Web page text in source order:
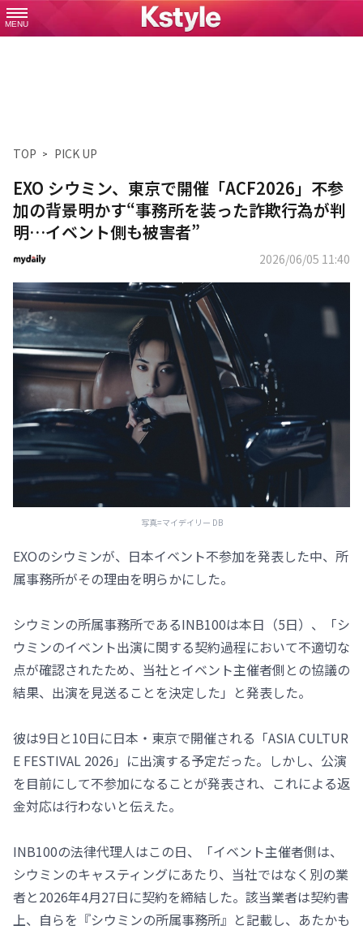
MENU
TOP PICK UP
EXO シウミン、東京で開催「ACF2026」不参
加の背景明かす“事務所を装った詐欺行為が判
明…イベント側も被害者”
2026/06/05 11:40
写真=マイデイリー DB
EXOのシウミンが、日本イベント不参加を発表した中、所
属事務所がその理由を明らかにした。
シウミンの所属事務所であるINB100は本日（5日）、「シ
ウミンのイベント出演に関する契約過程において不適切な
点が確認されたため、当社とイベント主催者側との協議の
結果、出演を見送ることを決定した」と発表した。
彼は9日と10日に日本・東京で開催される「ASIA CULTUR
E FESTIVAL 2026」に出演する予定だった。しかし、公演
を目前にして不参加になることが発表され、これによる返
金対応は行わないと伝えた。
INB100の法律代理人はこの日、「イベント主催者側は、
シウミンのキャスティングにあたり、当社ではなく別の業
者と2026年4月27日に契約を締結した。該当業者は契約書
上、自らを『シウミンの所属事務所』と記載し、あたかも